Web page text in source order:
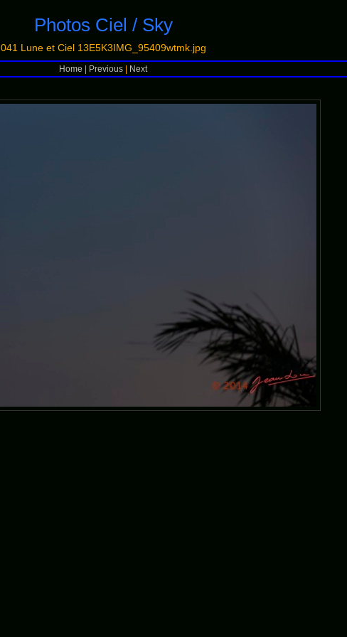
Photos Ciel / Sky
041 Lune et Ciel 13E5K3IMG_95409wtmk.jpg
Home Previous Next